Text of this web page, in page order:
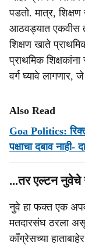
पडतो. मात्र, शिक्षण
आठवड्यात एकवीस
शिक्षण खाते
प्राथमिक
वर्ग घ्यावे
Also Read
Goa Politics:
पक्षाचा दबाव नाही-
...तर एल्‍टन नुवेचे
नुवे हा फक्‍त एक
मतदारसंघ ठरला
काँग्रेसच्‍या